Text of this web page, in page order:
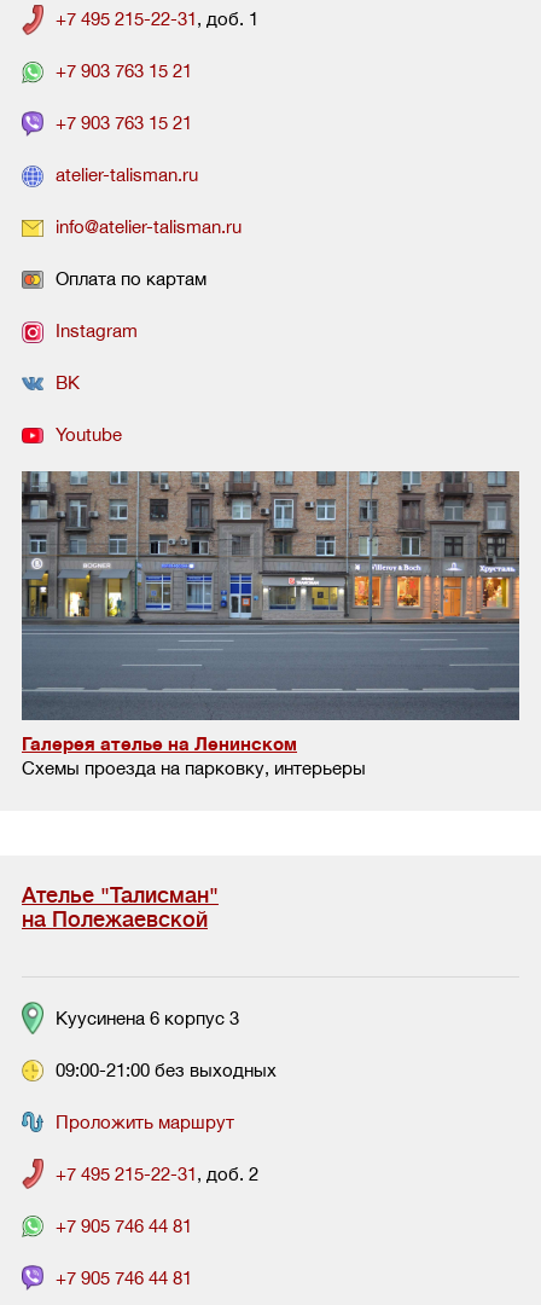
+7 495 215-22-31, доб. 1
+7 903 763 15 21
+7 903 763 15 21
atelier-talisman.ru
info@atelier-talisman.ru
Оплата по картам
Instagram
ВК
Youtube
Галерея ателье на Ленинском
Схемы проезда на парковку, интерьеры
Ателье "Талисман"
на Полежаевской
Куусинена 6 корпус 3
09:00-21:00 без выходных
Проложить маршрут
+7 495 215-22-31, доб. 2
+7 905 746 44 81
+7 905 746 44 81